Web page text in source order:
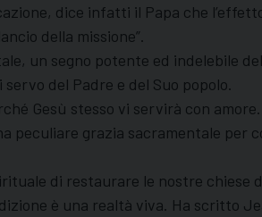
dice infatti il Papa che
della missione”.
un segno potente ed indelebile
del Padre e del Suo popolo.
Gesù stesso vi servirà con amore.
peculiare grazia sacramentale per
di restaurare le nostre chiese
è una realtà viva. Ha scritto